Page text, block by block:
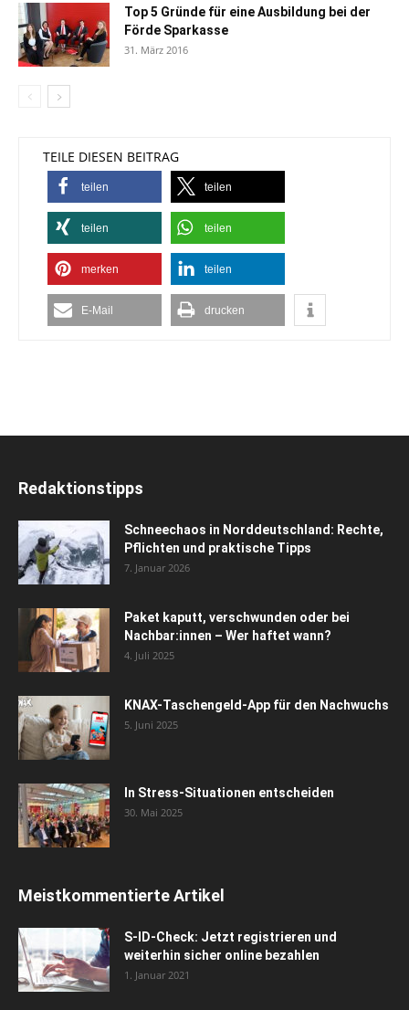
Top 5 Gründe für eine Ausbildung bei der
Förde Sparkasse
31. März 2016
TEILE DIESEN BEITRAG
teilen teilen
teilen teilen
merken teilen
E-Mail drucken
Redaktionstipps
Schneechaos in Norddeutschland: Rechte,
Pflichten und praktische Tipps
7. Januar 2026
Paket kaputt, verschwunden oder bei
Nachbar:innen – Wer haftet wann?
4. Juli 2025
KNAX-Taschengeld-App für den Nachwuchs
5. Juni 2025
In Stress-Situationen entscheiden
30. Mai 2025
Meistkommentierte Artikel
S-ID-Check: Jetzt registrieren und
weiterhin sicher online bezahlen
1. Januar 2021